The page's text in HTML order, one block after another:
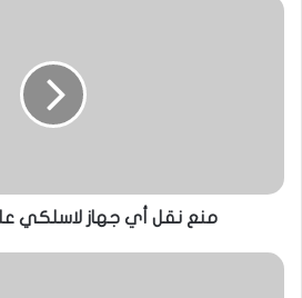
منع نقل أي جهاز لاسلكي